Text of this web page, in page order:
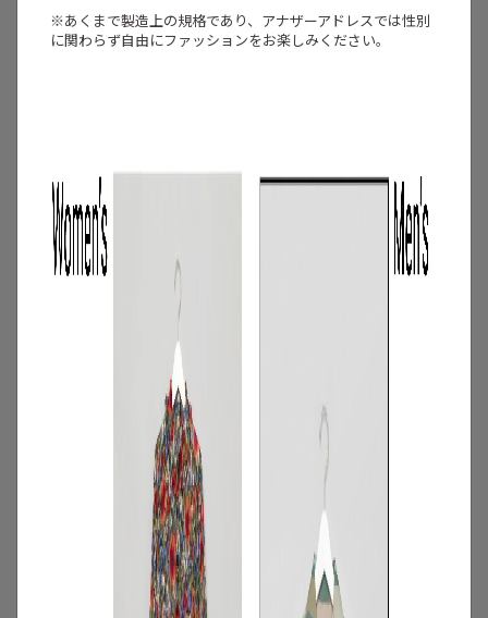
※あくまで製造上の規格であり、アナザーアドレスでは性別
に関わらず自由にファッションをお楽しみください。